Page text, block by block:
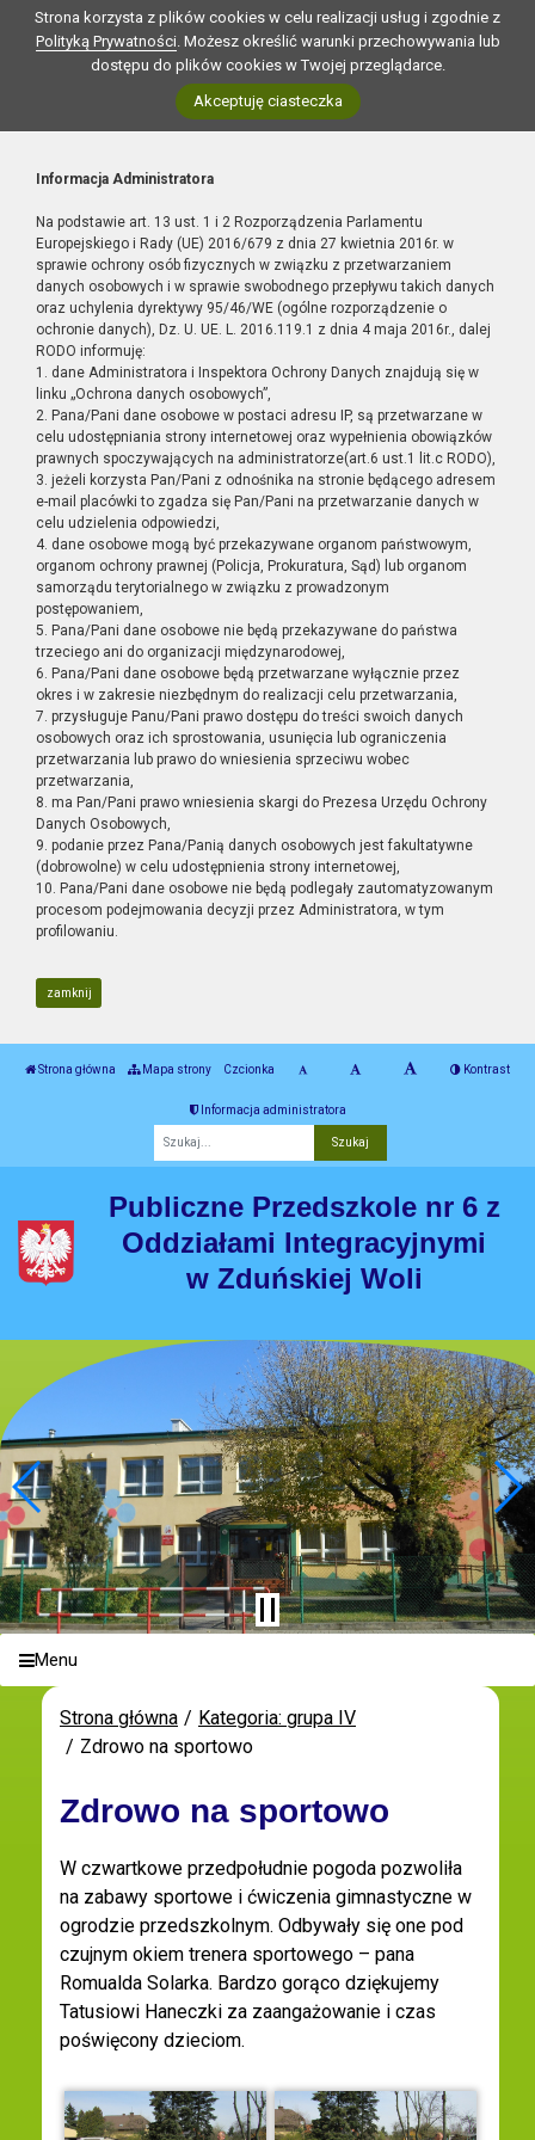
Strona korzysta z plików cookies w celu realizacji usług i zgodnie z
Polityką Prywatności. Możesz określić warunki przechowywania lub
dostępu do plików cookies w Twojej przeglądarce.
Akceptuję ciasteczka
Informacja Administratora
Na podstawie art. 13 ust. 1 i 2 Rozporządzenia Parlamentu
Europejskiego i Rady (UE) 2016/679 z dnia 27 kwietnia 2016r. w
sprawie ochrony osób fizycznych w związku z przetwarzaniem
danych osobowych i w sprawie swobodnego przepływu takich danych
oraz uchylenia dyrektywy 95/46/WE (ogólne rozporządzenie o
ochronie danych), Dz. U. UE. L. 2016.119.1 z dnia 4 maja 2016r., dalej
RODO informuję:
1. dane Administratora i Inspektora Ochrony Danych znajdują się w
linku „Ochrona danych osobowych”,
2. Pana/Pani dane osobowe w postaci adresu IP, są przetwarzane w
celu udostępniania strony internetowej oraz wypełnienia obowiązków
prawnych spoczywających na administratorze(art.6 ust.1 lit.c RODO),
3. jeżeli korzysta Pan/Pani z odnośnika na stronie będącego adresem
e-mail placówki to zgadza się Pan/Pani na przetwarzanie danych w
celu udzielenia odpowiedzi,
4. dane osobowe mogą być przekazywane organom państwowym,
organom ochrony prawnej (Policja, Prokuratura, Sąd) lub organom
samorządu terytorialnego w związku z prowadzonym
postępowaniem,
5. Pana/Pani dane osobowe nie będą przekazywane do państwa
trzeciego ani do organizacji międzynarodowej,
6. Pana/Pani dane osobowe będą przetwarzane wyłącznie przez
okres i w zakresie niezbędnym do realizacji celu przetwarzania,
7. przysługuje Panu/Pani prawo dostępu do treści swoich danych
osobowych oraz ich sprostowania, usunięcia lub ograniczenia
przetwarzania lub prawo do wniesienia sprzeciwu wobec
przetwarzania,
8. ma Pan/Pani prawo wniesienia skargi do Prezesa Urzędu Ochrony
Danych Osobowych,
9. podanie przez Pana/Panią danych osobowych jest fakultatywne
(dobrowolne) w celu udostępnienia strony internetowej,
10. Pana/Pani dane osobowe nie będą podlegały zautomatyzowanym
procesom podejmowania decyzji przez Administratora, w tym
profilowaniu.
zamknij
Strona główna Mapa strony Czcionka Kontrast
Informacja administratora
Publiczne Przedszkole nr 6 z
Oddziałami Integracyjnymi
w Zduńskiej Woli
Menu
Strona główna
Kategoria: grupa IV
Zdrowo na sportowo
Zdrowo na sportowo
W czwartkowe przedpołudnie pogoda pozwoliła
na zabawy sportowe i ćwiczenia gimnastyczne w
ogrodzie przedszkolnym. Odbywały się one pod
czujnym okiem trenera sportowego – pana
Romualda Solarka. Bardzo gorąco dziękujemy
Tatusiowi Haneczki za zaangażowanie i czas
poświęcony dzieciom.